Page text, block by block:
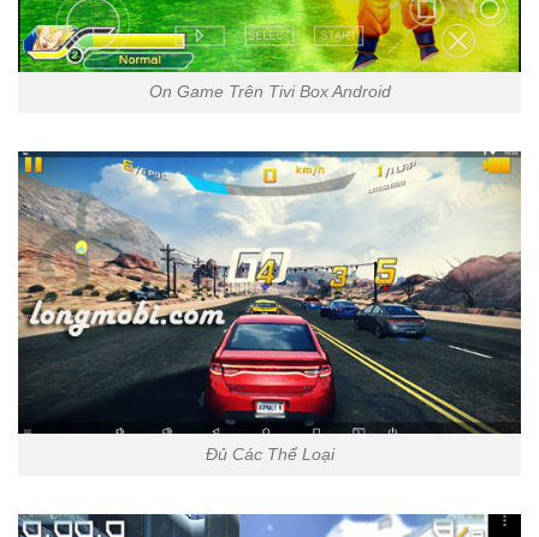
On Game Trên Tivi Box Android
Đủ Các Thể Loại